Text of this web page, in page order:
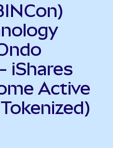
iShares
Active